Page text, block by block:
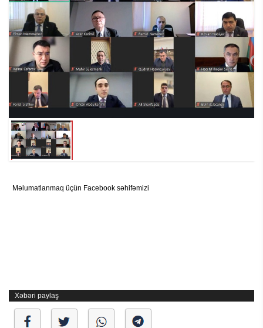
Məlumatlanmaq üçün Facebook səhifəmizi
Xəbəri paylaş